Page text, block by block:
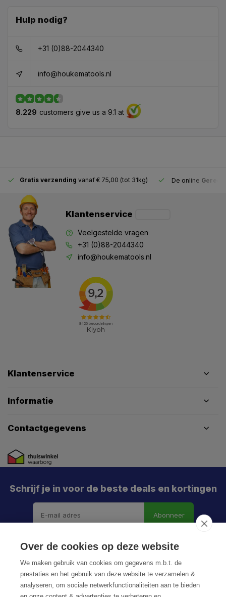
Hulp nodig?
+31 (0)88-2044340
info@houkematools.nl
8.229 customers give us a 9.1 at
Gratis verzending vanaf € 75,00 (tot 31kg) De online
Klantenservice
Veelgestelde vragen
+31 (0)88-2044340
info@houkematools.nl
Klantenservice
Informatie
Contactgegevens
Schrijf je in voor de beste deals en kortingen
Abonneer
Over de cookies op deze website
We maken gebruik van cookies om gegevens m.b.t. de
prestaties en het gebruik van deze website te verzamelen &
analyseren, om sociale netwerkfunctionaliteiten aan te bieden